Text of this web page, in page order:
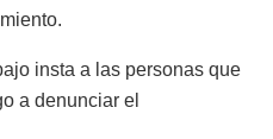
insta a las personas que
a denunciar el